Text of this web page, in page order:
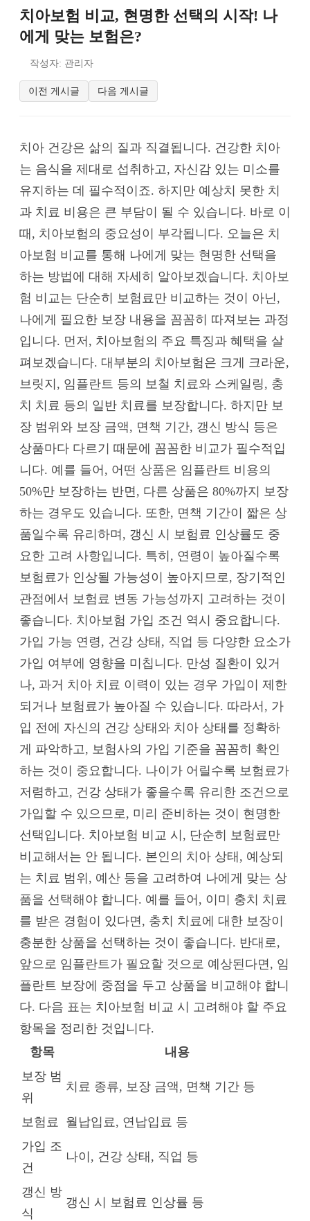
치아보험 비교, 현명한 선택의 시작! 나
에게 맞는 보험은?
작성자: 관리자
이전 게시글 다음 게시글
치아 건강은 삶의 질과 직결됩니다. 건강한 치아
는 음식을 제대로 섭취하고, 자신감 있는 미소를
유지하는 데 필수적이죠. 하지만 예상치 못한 치
과 치료 비용은 큰 부담이 될 수 있습니다. 바로 이
때, 치아보험의 중요성이 부각됩니다. 오늘은 치
아보험 비교를 통해 나에게 맞는 현명한 선택을
하는 방법에 대해 자세히 알아보겠습니다. 치아보
험 비교는 단순히 보험료만 비교하는 것이 아닌,
나에게 필요한 보장 내용을 꼼꼼히 따져보는 과정
입니다. 먼저, 치아보험의 주요 특징과 혜택을 살
펴보겠습니다. 대부분의 치아보험은 크게 크라운,
브릿지, 임플란트 등의 보철 치료와 스케일링, 충
치 치료 등의 일반 치료를 보장합니다. 하지만 보
장 범위와 보장 금액, 면책 기간, 갱신 방식 등은
상품마다 다르기 때문에 꼼꼼한 비교가 필수적입
니다. 예를 들어, 어떤 상품은 임플란트 비용의
50%만 보장하는 반면, 다른 상품은 80%까지 보장
하는 경우도 있습니다. 또한, 면책 기간이 짧은 상
품일수록 유리하며, 갱신 시 보험료 인상률도 중
요한 고려 사항입니다. 특히, 연령이 높아질수록
보험료가 인상될 가능성이 높아지므로, 장기적인
관점에서 보험료 변동 가능성까지 고려하는 것이
좋습니다. 치아보험 가입 조건 역시 중요합니다.
가입 가능 연령, 건강 상태, 직업 등 다양한 요소가
가입 여부에 영향을 미칩니다. 만성 질환이 있거
나, 과거 치아 치료 이력이 있는 경우 가입이 제한
되거나 보험료가 높아질 수 있습니다. 따라서, 가
입 전에 자신의 건강 상태와 치아 상태를 정확하
게 파악하고, 보험사의 가입 기준을 꼼꼼히 확인
하는 것이 중요합니다. 나이가 어릴수록 보험료가
저렴하고, 건강 상태가 좋을수록 유리한 조건으로
가입할 수 있으므로, 미리 준비하는 것이 현명한
선택입니다. 치아보험 비교 시, 단순히 보험료만
비교해서는 안 됩니다. 본인의 치아 상태, 예상되
는 치료 범위, 예산 등을 고려하여 나에게 맞는 상
품을 선택해야 합니다. 예를 들어, 이미 충치 치료
를 받은 경험이 있다면, 충치 치료에 대한 보장이
충분한 상품을 선택하는 것이 좋습니다. 반대로,
앞으로 임플란트가 필요할 것으로 예상된다면, 임
플란트 보장에 중점을 두고 상품을 비교해야 합니
다. 다음 표는 치아보험 비교 시 고려해야 할 주요
항목을 정리한 것입니다.
항목
내용
보장 범
위
치료 종류, 보장 금액, 면책 기간 등
보험료
월납입료, 연납입료 등
가입 조
건
나이, 건강 상태, 직업 등
갱신 방
식
갱신 시 보험료 인상률 등